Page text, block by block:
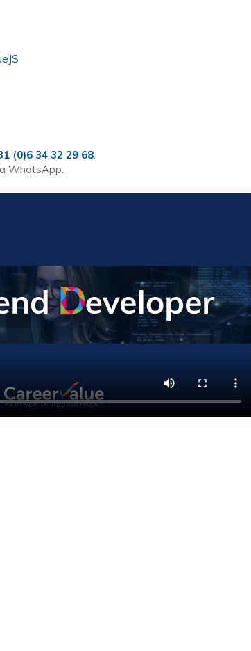
(0)6 34 32 29 68.
WhatsApp.